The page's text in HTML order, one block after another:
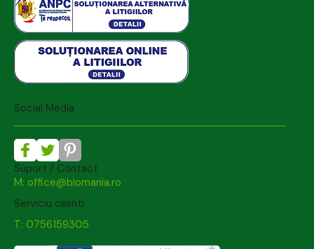
Social Media
Suport / Contact
M: office@biomania.ro
Serviciu clienti
T: 0756159305